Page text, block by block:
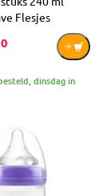
Flesjes
dinsdag in